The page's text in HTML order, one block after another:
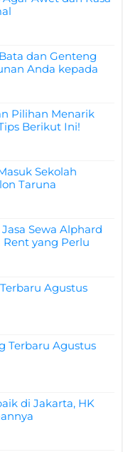
dan Genteng
Anda kepada
Pilihan Menarik
Berikut Ini!
Sekolah
Taruna
Sewa Alphard
yang Perlu
Agustus
Terbaru Agustus
di Jakarta, HK